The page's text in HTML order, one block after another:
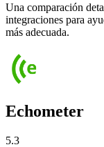
Una comparación
integraciones para
más adecuada.
Echometer
5.3